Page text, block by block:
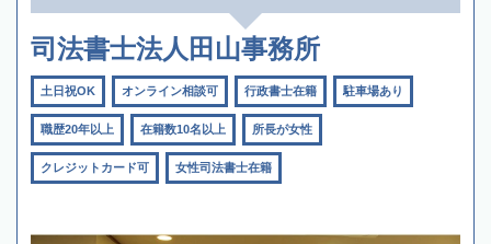
司法書士法人田山事務所
土日祝OK オンライン相談可 行政書士在籍 駐車場あり
職歴20年以上 在籍数10名以上 所長が女性
クレジットカード可 女性司法書士在籍